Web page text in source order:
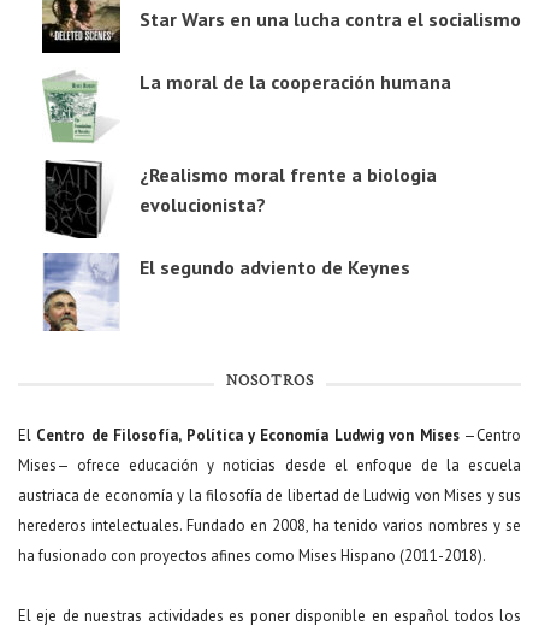
Star Wars en una lucha contra el socialismo
La moral de la cooperación humana
¿Realismo moral frente a biologia
evolucionista?
El segundo adviento de Keynes
NOSOTROS
El Centro de Filosofía, Política y Economía Ludwig von Mises—Centro
Mises— ofrece educación y noticias desde el enfoque de la escuela
austriaca de economía y la filosofía de libertad de Ludwig von Mises y sus
herederos intelectuales. Fundado en 2008, ha tenido varios nombres y se
ha fusionado con proyectos afines como Mises Hispano (2011-2018).
El eje de nuestras actividades es poner disponible en español todos los